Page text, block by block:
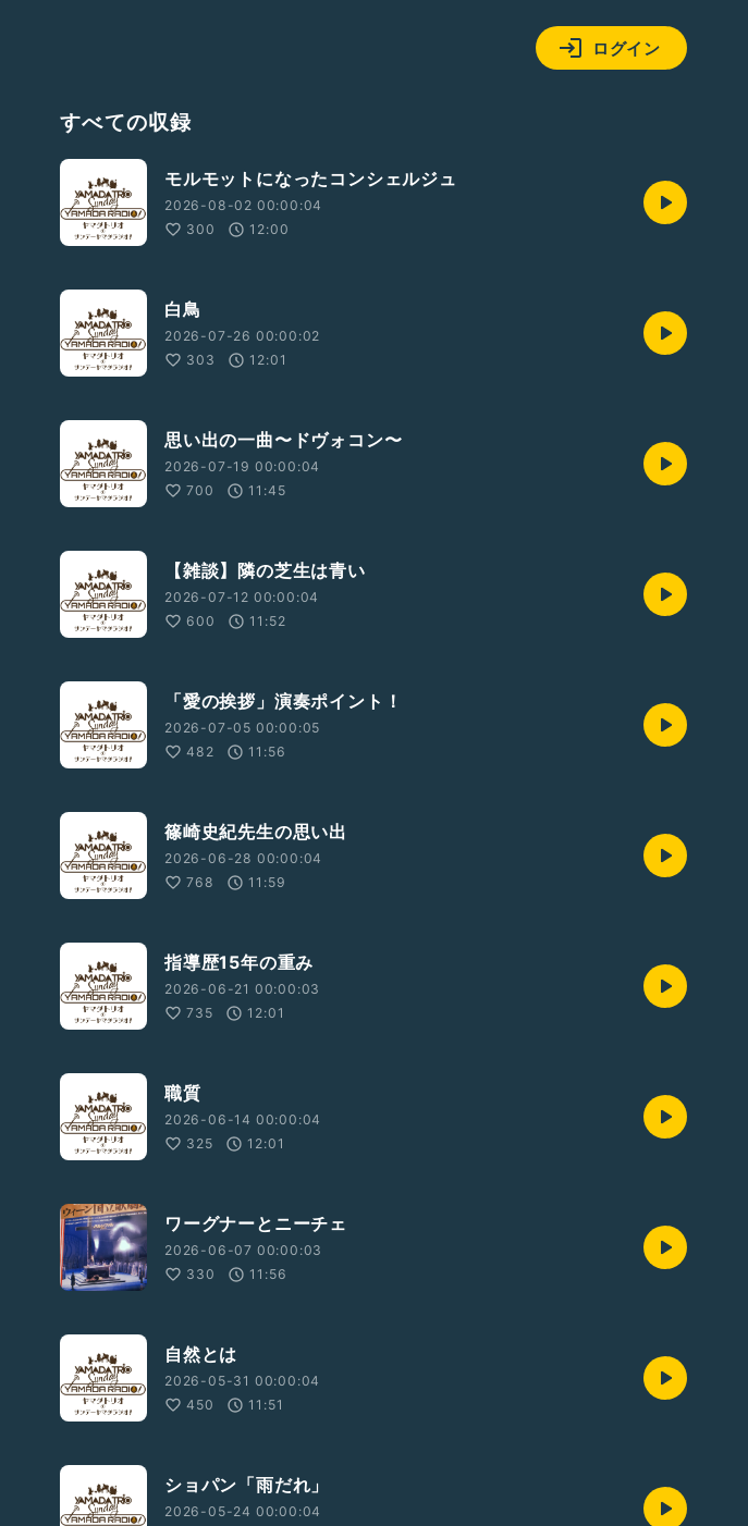
ログイン
すべての収録
モルモットになったコンシェルジュ
2026-08-02 00:00:04
300
12:00
白鳥
2026-07-26 00:00:02
303
12:01
思い出の一曲〜ドヴォコン〜
2026-07-19 00:00:04
700
11:45
【雑談】隣の芝生は青い
2026-07-12 00:00:04
600
11:52
「愛の挨拶」演奏ポイント！
2026-07-05 00:00:05
482
11:56
篠崎史紀先生の思い出
2026-06-28 00:00:04
768
11:59
指導歴15年の重み
2026-06-21 00:00:03
735
12:01
職質
2026-06-14 00:00:04
325
12:01
ワーグナーとニーチェ
2026-06-07 00:00:03
330
11:56
自然とは
2026-05-31 00:00:04
450
11:51
ショパン「雨だれ」
2026-05-24 00:00:04